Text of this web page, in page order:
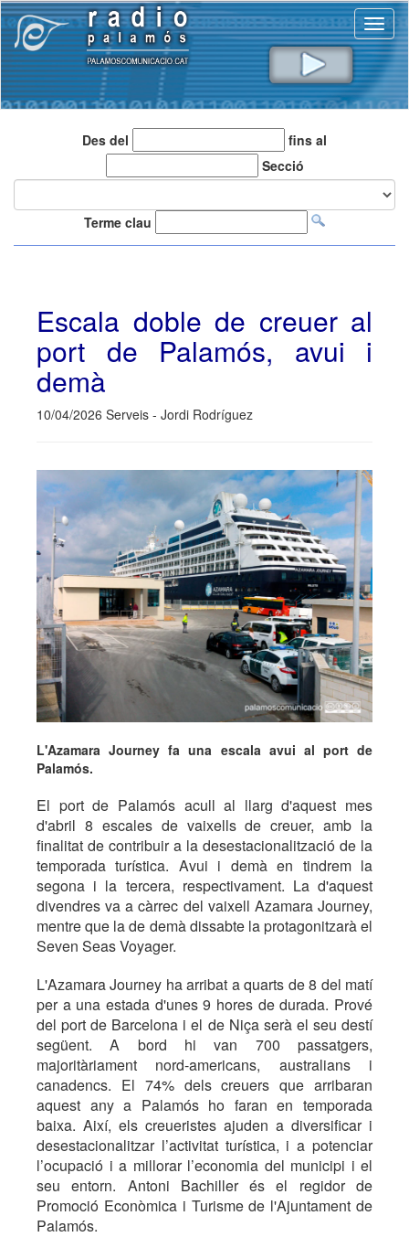
Des del
fins al
Secció
Terme clau
Escala doble de creuer al
port de Palamós, avui i
demà
10/04/2026 Serveis - Jordi Rodríguez
L'Azamara Journey fa una escala avui al port de
Palamós.
El port de Palamós acull al llarg d'aquest mes
d'abril 8 escales de vaixells de creuer, amb la
finalitat de contribuir a la desestacionalització de la
temporada turística. Avui i demà en tindrem la
segona i la tercera, respectivament. La d'aquest
divendres va a càrrec del vaixell Azamara Journey,
mentre que la de demà dissabte la protagonitzarà el
Seven Seas Voyager.
L'Azamara Journey ha arribat a quarts de 8 del matí
per a una estada d'unes 9 hores de durada. Prové
del port de Barcelona i el de Niça serà el seu destí
següent. A bord hi van 700 passatgers,
majoritàriament nord-americans, australians i
canadencs. El 74% dels creuers que arribaran
aquest any a Palamós ho faran en temporada
baixa. Així, els creueristes ajuden a diversificar i
desestacionalitzar l’activitat turística, i a potenciar
l’ocupació i a millorar l’economia del municipi i el
seu entorn. Antoni Bachiller és el regidor de
Promoció Econòmica i Turisme de l'Ajuntament de
Palamós.